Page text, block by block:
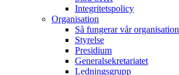
Integritetspolicy
Organisation
Så fungerar vår organisation
Styrelse
Presidium
Generalsekretariatet
Ledningsgrupp